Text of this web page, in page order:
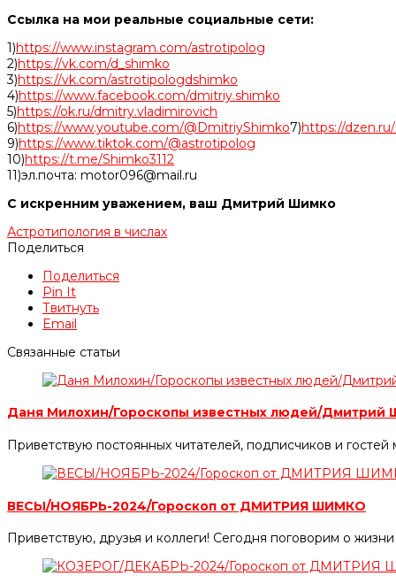
Ссылка на мои реальные социальные сети:
1)https://www.instagram.com/astrotipolog
2)https://vk.com/d_shimko
3)https://vk.com/astrotipologdshimko
4)https://www.facebook.com/dmitriy.shimko
5)https://ok.ru/dmitry.vladimirovich
6)https://www.youtube.com/@DmitriyShimko7)https://
9)https://www.tiktok.com/@astrotipolog
10)https://t.me/Shimko3112
11)эл.почта: motor096@mail.ru
С искренним уважением, ваш Дмитрий Шимко
Астротипология в числах
Поделиться
Поделиться
Pin It
Твитнуть
Email
Связанные статьи
Даня Милохин/Гороскопы известных людей/Дмитрий
Приветствую постоянных читателей, подписчиков и
ВЕСЫ/НОЯБРЬ-2024/Гороскоп от ДМИТРИЯ ШИМКО
Приветствую, друзья и коллеги! Сегодня поговорим о